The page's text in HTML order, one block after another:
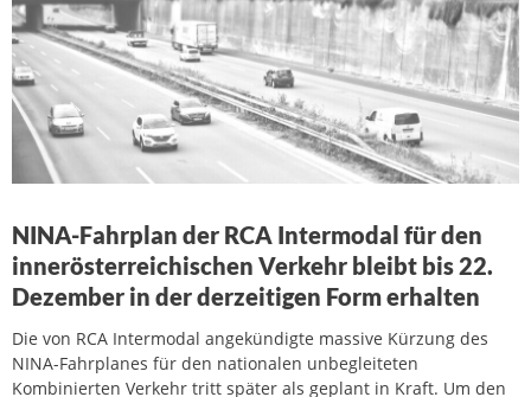
NINA-Fahrplan der RCA Intermodal für den
innerösterreichischen Verkehr bleibt bis 22.
Dezember in der derzeitigen Form erhalten
Die von RCA Intermodal angekündigte massive Kürzung des
NINA-Fahrplanes für den nationalen unbegleiteten
Kombinierten Verkehr tritt später als geplant in Kraft. Um den